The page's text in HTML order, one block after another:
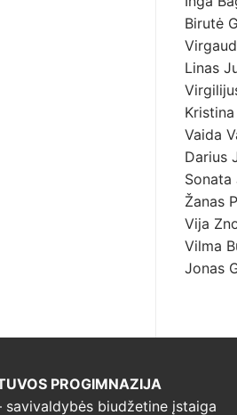
Birutė
Linas
Vaida
Darius
Sonata
Žanas
Vija
Vilma
Jonas
PROGIMNAZIJA
savivaldybės biudžetine įstaiga